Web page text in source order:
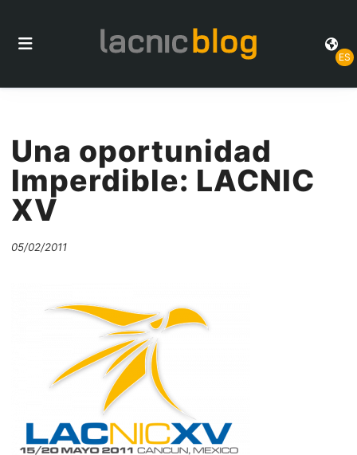
ES
Una oportunidad
Imperdible: LACNIC
XV
05/02/2011